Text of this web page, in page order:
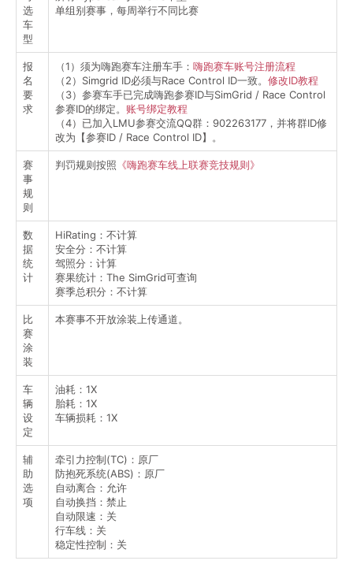
选
车
型
单组别赛事，每周举行不同比赛
报
名
要
求
（1）须为嗨跑赛车注册车手： 嗨跑赛车账号注册流程
（2）Simgrid ID必须与Race Control ID一致。 修改ID教程
（3）参赛车手已完成嗨跑参赛ID与SimGrid / Race Control
参赛ID的绑定。 账号绑定教程
（4）已加入LMU参赛交流QQ群：902263177，并将群ID修
改为【参赛ID / Race Control ID】。
赛
事
规
则
判罚规则按照 《嗨跑赛车线上联赛竞技规则》
数
据
统
计
HiRating：不计算
安全分：不计算
驾照分：计算
赛果统计：The SimGrid可查询
赛季总积分：不计算
比
赛
涂
装
本赛事不开放涂装上传通道。
车
辆
设
定
油耗：1X
胎耗：1X
车辆损耗：1X
辅
助
选
项
牵引力控制(TC)：原厂
防抱死系统(ABS)：原厂
自动离合：允许
自动换挡：禁止
自动限速：关
行车线：关
稳定性控制：关